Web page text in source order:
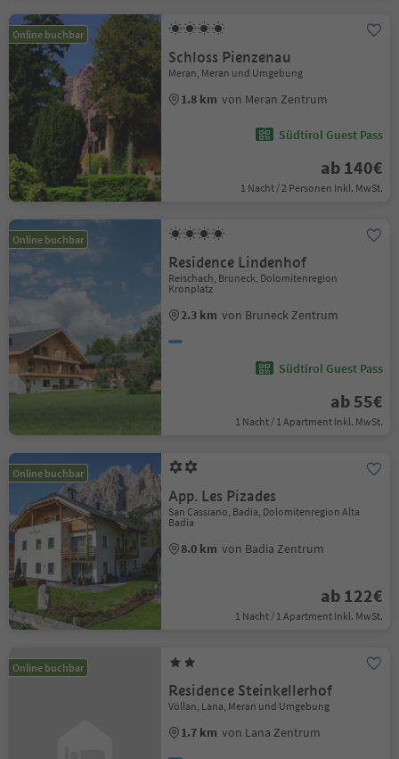
Online buchbar
Schloss Pienzenau
Meran, Meran und Umgebung
1.8 km von Meran Zentrum
Südtirol Guest Pass
ab 140€
1 Nacht / 2 Personen Inkl. MwSt.
Online buchbar
Residence Lindenhof
Reischach, Bruneck, Dolomitenregion
Kronplatz
2.3 km von Bruneck Zentrum
Südtirol Guest Pass
ab 55€
1 Nacht / 1 Apartment Inkl. MwSt.
Online buchbar
App. Les Pizades
San Cassiano, Badia, Dolomitenregion Alta
Badia
8.0 km von Badia Zentrum
ab 122€
1 Nacht / 1 Apartment Inkl. MwSt.
Online buchbar
Residence Steinkellerhof
Völlan, Lana, Meran und Umgebung
1.7 km von Lana Zentrum